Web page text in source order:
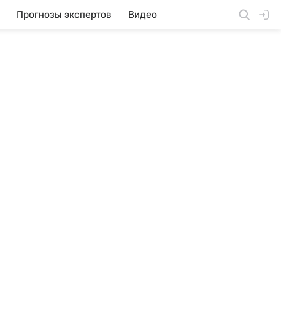
Прогнозы экспертов Видео